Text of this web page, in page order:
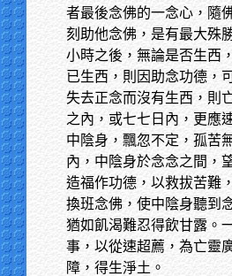
者最後念佛的一念心，隨
刻助他念佛，是有最大殊
小時之後，無論是否生西
已生西，則因助念功德，
失去正念而沒有生西，則
之內，或七七日內，更應
中陰身，飄忽不定，孤苦
內，中陰身於念念之間，
造福作功德，以救拔苦難
換班念佛，使中陰身聽到
猶如飢渴難忍得飲甘露。
事，以從速超薦，為亡靈
障，得生淨土。